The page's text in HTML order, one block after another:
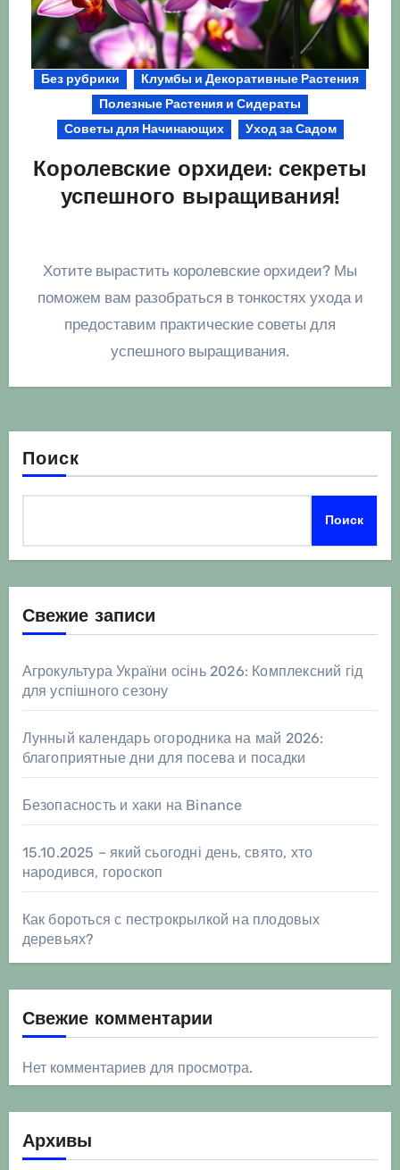
Без рубрики
Клумбы и Декоративные Растения
Полезные Растения и Сидераты
Советы для Начинающих
Уход за Садом
Королевские орхидеи: секреты
успешного выращивания!
Хотите вырастить королевские орхидеи? Мы
поможем вам разобраться в тонкостях ухода и
предоставим практические советы для
успешного выращивания.
Поиск
Поиск
Свежие записи
Агрокультура України осінь 2026: Комплексний гід
для успішного сезону
Лунный календарь огородника на май 2026:
благоприятные дни для посева и посадки
Безопасность и хаки на Binance
15.10.2025 – який сьогодні день, свято, хто
народився, гороскоп
Как бороться с пестрокрылкой на плодовых
деревьях?
Свежие комментарии
Нет комментариев для просмотра.
Архивы